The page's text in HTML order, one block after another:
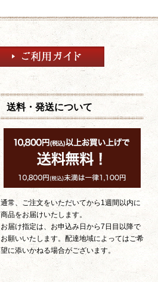
送料・発送について
通常、ご注文をいただいてから1週間以内に
商品をお届けいたします。
お届け指定は、お申込み日から7日目以降で
お願いいたします。配達地域によってはご希
望に添いかねる場合がございます。